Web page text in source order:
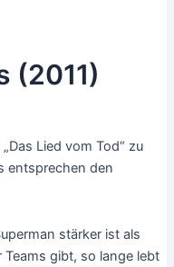
(2011)
Lied vom Tod“ zu
entsprechen den
stärker ist als
gibt, so lange lebt